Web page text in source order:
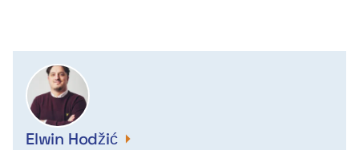
Elwin Hodžić